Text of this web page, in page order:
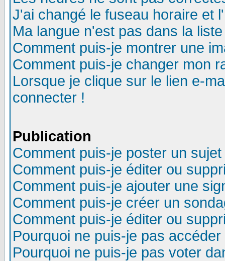
J'ai changé le fuseau horaire et
Ma langue n'est pas dans la
Comment puis-je montrer une
Comment puis-je changer mon
Lorsque je clique sur le lien e-
connecter !
Publication
Comment puis-je poster un
Comment puis-je éditer ou
Comment puis-je ajouter une
Comment puis-je créer un
Comment puis-je éditer ou
Pourquoi ne puis-je pas
Pourquoi ne puis-je pas voter